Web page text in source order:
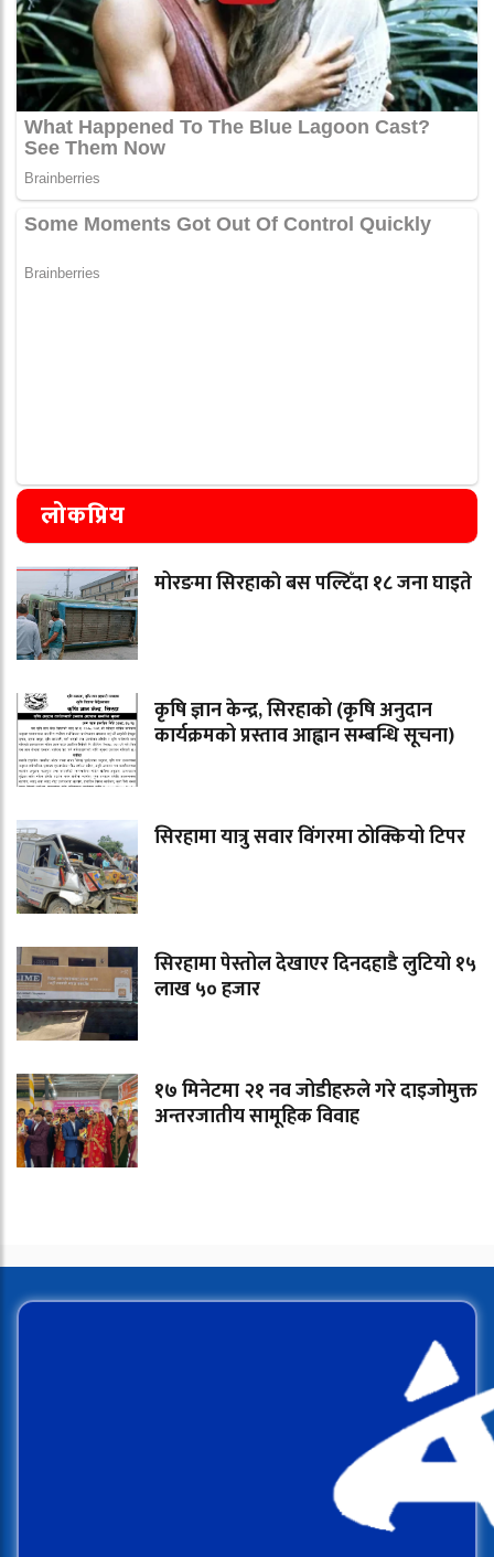
लोकप्रिय
मोरङमा सिरहाकाे बस पल्टिँदा १८ जना घाइते
कृषि ज्ञान केन्द्र, सिरहाको (कृषि अनुदान
कार्यक्रमको प्रस्ताव आह्वान सम्बन्धि सूचना)
सिरहामा यात्रु सवार विंगरमा ठोक्कियो टिपर
सिरहामा पेस्तोल देखाएर दिनदहाडै लुटियो १५
लाख ५० हजार
१७ मिनेटमा २१ नव जोडीहरुले गरे दाइजोमुक्त
अन्तरजातीय सामूहिक विवाह